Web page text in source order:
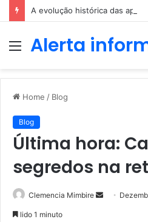
A evolução histórica das
MenuAlerta
Home / Blog
Blog
Última hora:
segredos na
Clemencia Mimbire
Send
lido 1 minuto